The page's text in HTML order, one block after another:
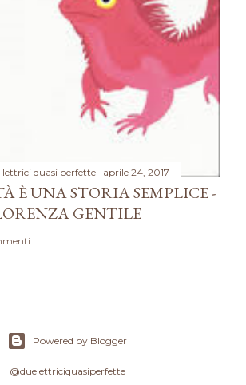
lettrici quasi perfette aprile 24, 2017
È UNA STORIA SEMPLICE -
GENTILE
Powered by Blogger
@duelettriciquasiperfette